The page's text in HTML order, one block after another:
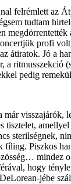
felrémlett az
tudtam
profi
átiratok. Jó a
a ritmusszekció
pedig
már visszajárók,
tisztelet,
sterilségnek,
fíling. Piszkos
mindez
hogy
jébe